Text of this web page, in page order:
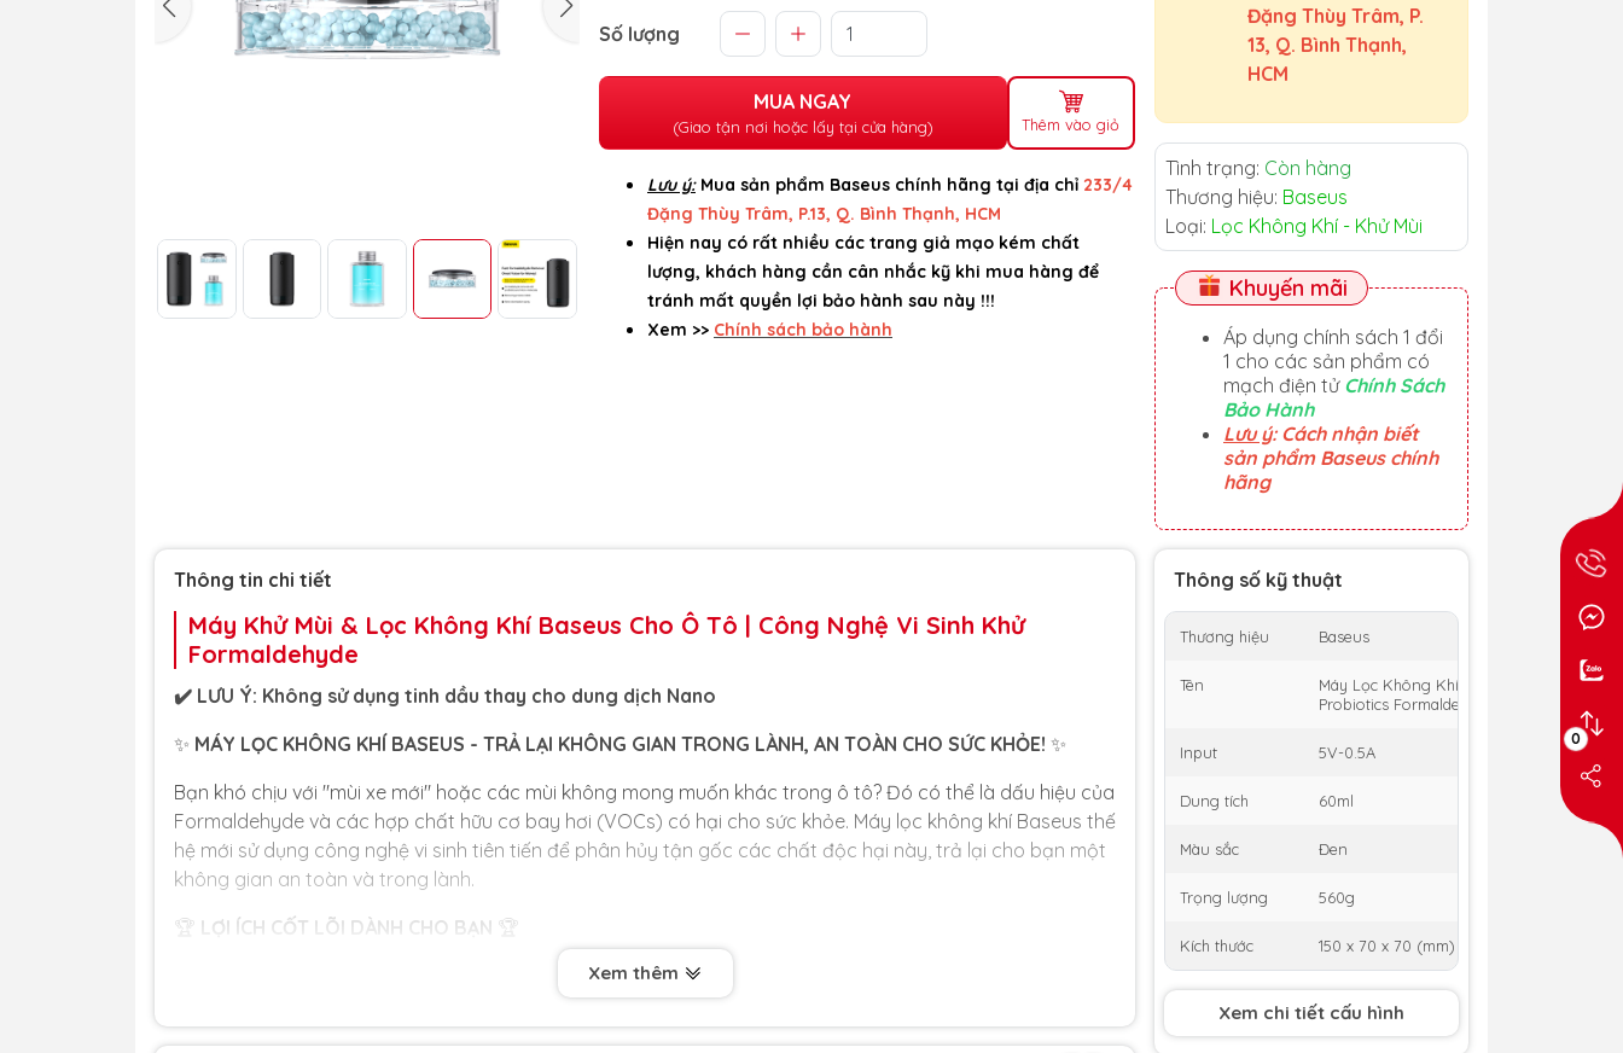
Số lượng
MUA NGAY
(Giao tận nơi hoặc lấy tại cửa hàng) Thêm vào giỏ
Lưu ý: Mua sản phẩm Baseus chính hãng tại địa chỉ 233/4
Đặng Thùy Trâm, P.13, Q. Bình Thạnh, HCM
Hiện nay có rất nhiều các trang giả mạo kém chất
lượng, khách hàng cần cân nhắc kỹ khi mua hàng để
tránh mất quyền lợi bảo hành sau này !!!
Xem >> Chính sách bảo hành
0
Đặng Thùy Trâm, P.
13, Q. Bình Thạnh,
HCM
Tình trạng: Còn hàng
Thương hiệu: Baseus
Loại: Lọc Không Khí - Khử Mùi
Khuyến mãi
Áp dụng chính sách 1 đổi
1 cho các sản phẩm có
mạch điện tử Chính Sách
Bảo Hành
Lưu ý: Cách nhận biết
sản phẩm Baseus chính
hãng
Thông số kỹ thuật
Thương hiệu Baseus
Tên
Máy Lọc Không Khí Cho Xe Ô Tô Baseus
Probiotics Formaldehyde-Removing
Input 5V-0.5A
Dung tích 60ml
Màu sắc Đen
Trọng lượng 560g
Kích thước 150 x 70 x 70 (mm)
Xem chi tiết cấu hình
Thông tin chi tiết
Máy Khử Mùi & Lọc Không Khí Baseus Cho Ô Tô | Công Nghệ Vi Sinh Khử
Formaldehyde
✔️ LƯU Ý: Không sử dụng tinh dầu thay cho dung dịch Nano
✨ MÁY LỌC KHÔNG KHÍ BASEUS - TRẢ LẠI KHÔNG GIAN TRONG LÀNH, AN TOÀN CHO SỨC KHỎE! ✨
Bạn khó chịu với "mùi xe mới" hoặc các mùi không mong muốn khác trong ô tô? Đó có thể là dấu hiệu của
Formaldehyde và các hợp chất hữu cơ bay hơi (VOCs) có hại cho sức khỏe. Máy lọc không khí Baseus thế
hệ mới sử dụng công nghệ vi sinh tiên tiến để phân hủy tận gốc các chất độc hại này, trả lại cho bạn một
không gian an toàn và trong lành.
🏆 LỢI ÍCH CỐT LÕI DÀNH CHO BẠN 🏆
PHÂN HỦY FORMALDEHYDE TẬN GỐC:Không chỉ dùng hương thơm để che lấp mùi, máy sử dụng
công nghệ vi sinh và các phân tử siêu nhỏ để chủ động tìm, bắt giữ và phân hủy hoàn toàn
formaldehyde thành nước (H₂O) và CO₂ vô hại. Giải quyết vấn đề ô nhiễm từ gốc, không tạo ra ô
Xem thêm